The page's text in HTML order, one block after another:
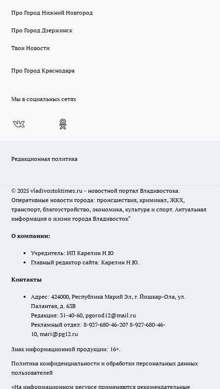
Про Город Нижний Новгород
Про Город Дзержинск
Твои Новости
Про Город Краснодара
Мы в социальных сетях
Редакционная политика
© 2025 vladivostoktimes.ru - новостной портал Владивостока.
Оперативные новости города: происшествия, криминал, ЖКХ,
транспорт, благоустройство, экономика, культура и спорт. Актуальная
информация о жизни города Владивосток"
О компании:
Учредитель: ИП Карелин Н.Ю
Главный редактор сайта: Карелин Н.Ю.
Контакты
Адрес: 424000, Республика Марий Эл, г. Йошкар-Ола, ул.
Палантая, д. 63В
Редакция: 31-40-60, pgorod12@mail.ru
Рекламный отдел: 8-927-680-46-20? 8-927-680-46-
10, mari@pg12.ru
Знак информационной продукции: 16+.
Политика конфиденциальности и обработки персональных данных
пользователей
«На информационном ресурсе применяются рекомендательные